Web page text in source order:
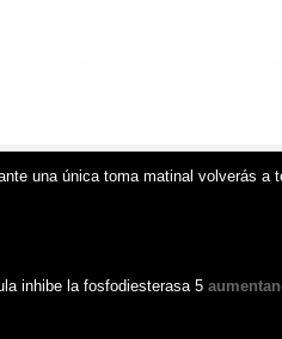
una única toma matinal volverás a
inhibe la fosfodiesterasa 5